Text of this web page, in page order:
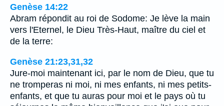
Genèse 14:22
Abram répondit au roi de Sodome: Je lève la main
vers l'Eternel, le Dieu Très-Haut, maître du ciel et
de la terre:
Genèse 21:23,31,32
Jure-moi maintenant ici, par le nom de Dieu, que tu
ne tromperas ni moi, ni mes enfants, ni mes petits-
enfants, et que tu auras pour moi et le pays où tu